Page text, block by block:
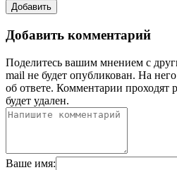
Добавить
Добавить комментарий
Поделитесь вашим мнением с
mail не будет опубликован. На
об ответе. Комментарии проходят
будет удален.
Ваше имя: